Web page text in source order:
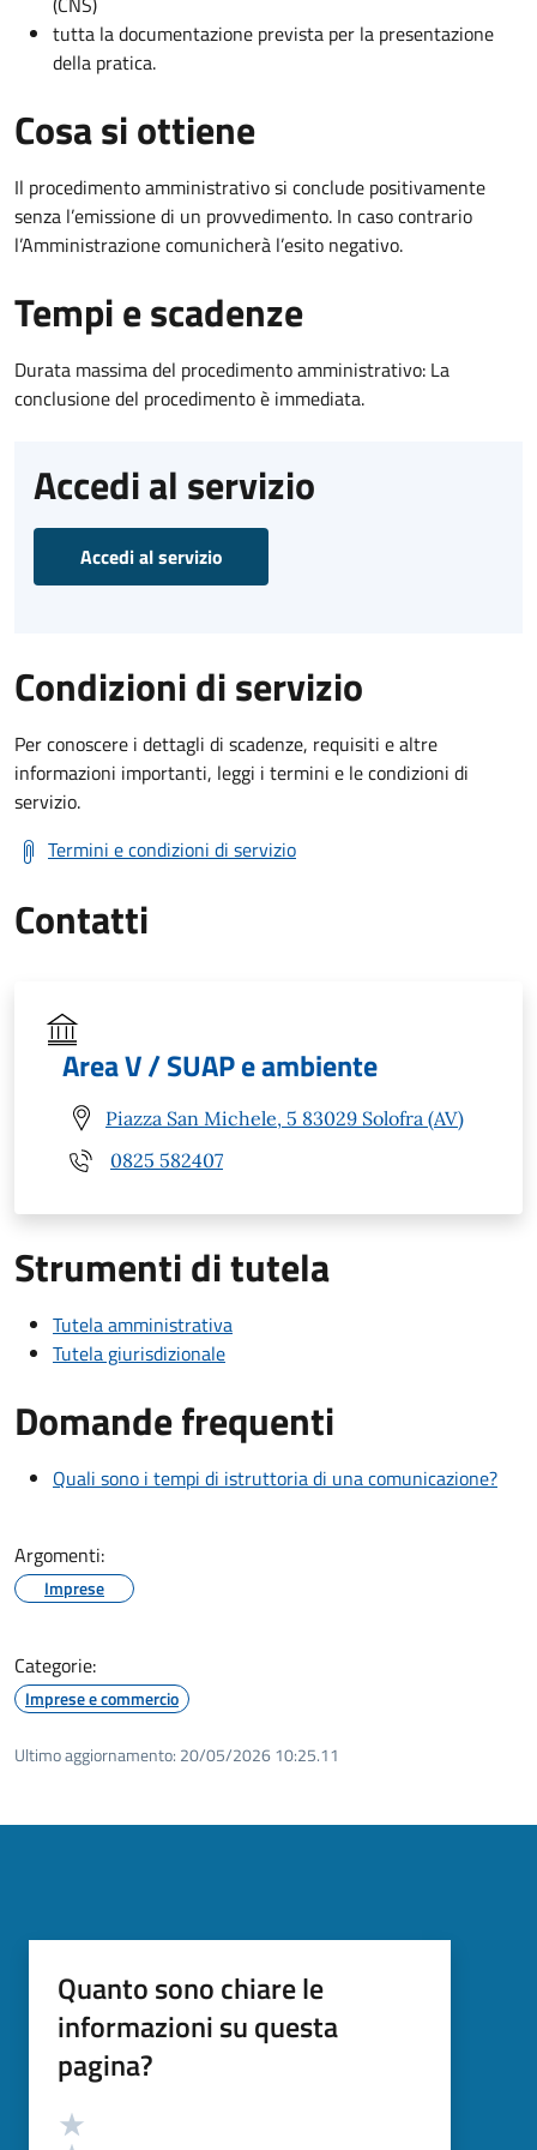
tutta la documentazione prevista per la presentazione
della pratica.
Cosa si ottiene
Il procedimento amministrativo si conclude positivamente
senza l’emissione di un provvedimento. In caso contrario
l’Amministrazione comunicherà l’esito negativo.
Tempi e scadenze
Durata massima del procedimento amministrativo: La
conclusione del procedimento è immediata.
Accedi al servizio
Accedi al servizio
Condizioni di servizio
Per conoscere i dettagli di scadenze, requisiti e altre
informazioni importanti, leggi i termini e le condizioni di
servizio.
Termini e condizioni di servizio
Contatti
Area V / SUAP e ambiente
Piazza San Michele, 5 83029 Solofra (AV)
0825 582407
Strumenti di tutela
Tutela amministrativa
Tutela giurisdizionale
Domande frequenti
Quali sono i tempi di istruttoria di una comunicazione?
Argomenti:
Imprese
Categorie:
Imprese e commercio
Ultimo aggiornamento: 20/05/2026 10:25.11
Quanto sono chiare le
informazioni su questa
pagina?
Valutazione